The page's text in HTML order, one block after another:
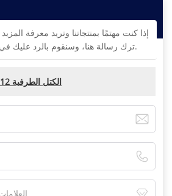
ترك رسالة هنا، وسنقوم بالرد عليك في أقرب وقت ممكن.
B&R X20TB12 الكتل الطرفية